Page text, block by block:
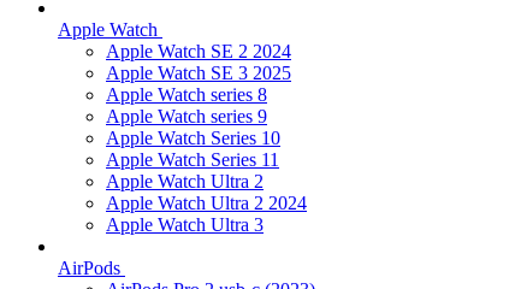
Apple Watch
Apple Watch SE 2 2024
Apple Watch SE 3 2025
Apple Watch series 8
Apple Watch series 9
Apple Watch Series 10
Apple Watch Series 11
Apple Watch Ultra 2
Apple Watch Ultra 2 2024
Apple Watch Ultra 3
AirPods